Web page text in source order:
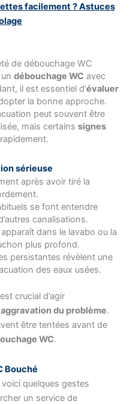
facilement ? Astuces
de débouchage WC
débouchage WC avec
il est essentiel d’évaluer
la bonne approche.
peut souvent être
mais certains signes
sérieuse
après avoir tiré la
se font entendre
canalisations.
dans le lavabo ou la
plus profond.
persistantes révèlent une
des eaux usées.
crucial d’agir
aggravation du problème.
être tentées avant de
WC.
Bouché
quelques gestes
un service de